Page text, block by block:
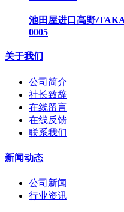
池田屋进口高野/
0005
关于我们
公司简介
社长致辞
在线留言
在线反馈
联系我们
新闻动态
公司新闻
行业资讯